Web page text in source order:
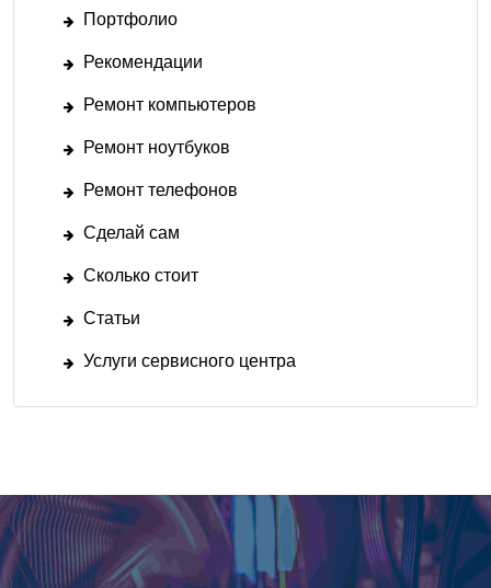
Портфолио
Рекомендации
Ремонт компьютеров
Ремонт ноутбуков
Ремонт телефонов
Сделай сам
Сколько стоит
Статьи
Услуги сервисного центра